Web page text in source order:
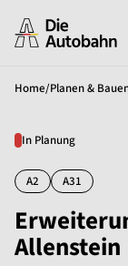
Home/Planen &
In Planung
A2 A31
Allenstein